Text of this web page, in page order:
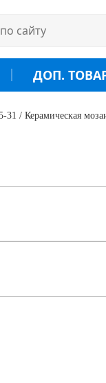
ДОП.
31 / Керамическая